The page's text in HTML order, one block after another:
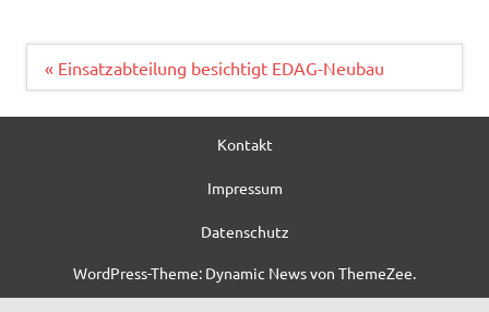
Beitragsnavigation
« Einsatzabteilung besichtigt EDAG-Neubau
Kontakt
Impressum
Datenschutz
WordPress-Theme: Dynamic News von ThemeZee.